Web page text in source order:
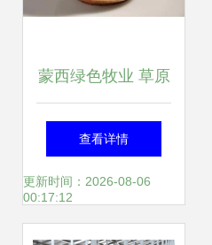
蒙西绿色牧业 草原
深处的自然馈赠
查看详情
更新时间：2026-08-06
00:17:12